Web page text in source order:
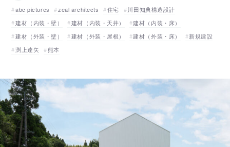
abc pictures
zeal architects 住宅
川田知典構造設計
建材（内装・壁）
建材（内装・天井）
建材（内装・床）
建材（外装・壁）
建材（外装・屋根） 建材（外装・床）
新規建設
渕上達矢
熊本